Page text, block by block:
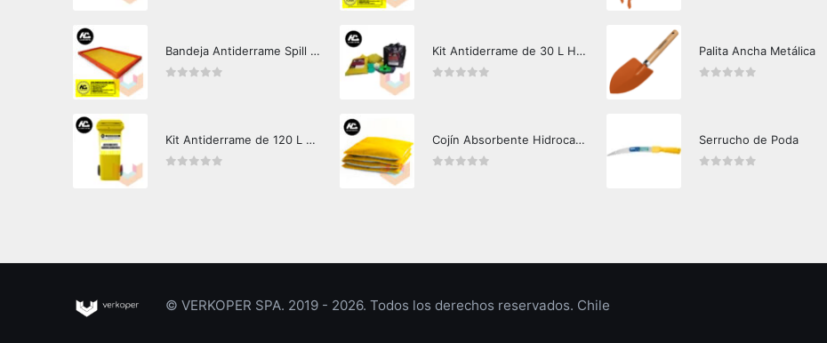
Bandeja Antiderrame Spill Barrier 346 litros Certificada
Kit Antiderrame de 120 L Hazard Control (Hidrocarburos - Biodegradable)
Kit Antiderrame de 30 L Hazard Control (Hidrocarburos - Biodegradable)
Cojín Absorbente Hidrocarburos Hazard Control
Palita Ancha Metálica
Serrucho de Poda
© VERKOPER SPA. 2019 - 2026. Todos los derechos reservados. Chile